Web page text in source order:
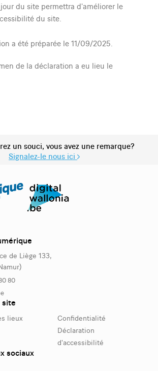
du site permettra d'améliorer le
du site.
a été préparée le 11/09/2025.
de la déclaration a eu lieu le
un souci, vous avez une remarque?
Signalez-le nous ici
de Liège 133,
80
site
lieux
Confidentialité
Déclaration
d'accessibilité
sociaux